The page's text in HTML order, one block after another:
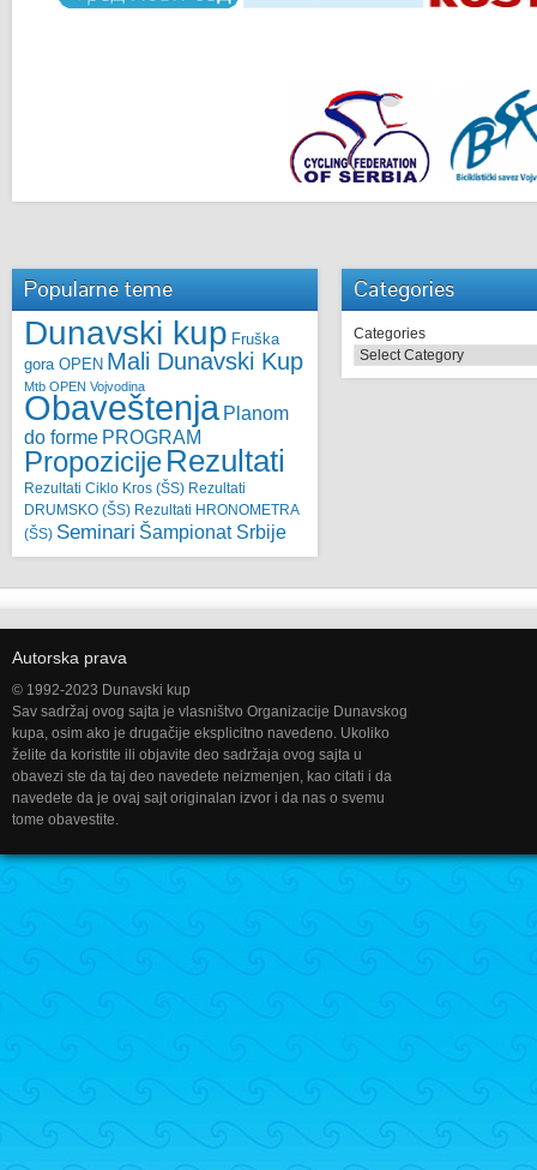
Popularne teme
Dunavski kup Fruška
gora OPEN Mali Dunavski Kup
Mtb OPEN Vojvodina
Obaveštenja Planom
do forme PROGRAM
PropozicijeRezultati
Rezultati Ciklo Kros (ŠS) Rezultati
DRUMSKO (ŠS) Rezultati HRONOMETRA
(ŠS) Seminari Šampionat Srbije
Categories
Categories
Autorska prava
© 1992-2023 Dunavski kup
Sav sadržaj ovog sajta je vlasništvo Organizacije Dunavskog
kupa, osim ako je drugačije eksplicitno navedeno. Ukoliko
želite da koristite ili objavite deo sadržaja ovog sajta u
obavezi ste da taj deo navedete neizmenjen, kao citati i da
navedete da je ovaj sajt originalan izvor i da nas o svemu
tome obavestite.